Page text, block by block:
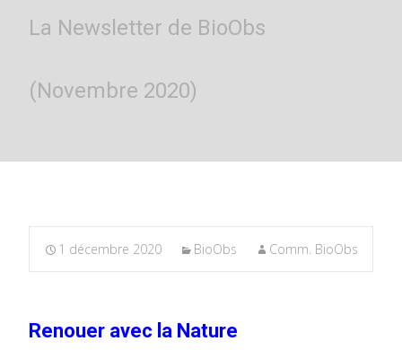
La Newsletter de BioObs
(Novembre 2020)
1 décembre 2020 BioObs Comm. BioObs
Renouer avec la Nature